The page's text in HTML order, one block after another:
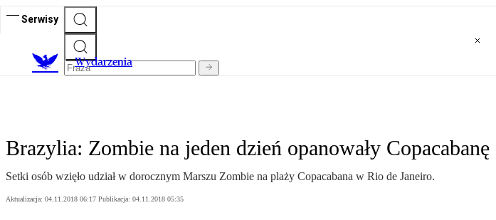
Serwisy
Wydarzenia
Brazylia: Zombie na jeden dzień opanowały Copacabanę
Setki osób wzięło udział w dorocznym Marszu Zombie na plaży Copacabana w Rio de Janeiro.
Aktualizacja: 04.11.2018 06:17 Publikacja: 04.11.2018 05:35